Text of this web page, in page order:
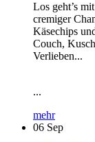
Los geht’s
cremiger
Käsechips
Couch,
Verlieben...
...
mehr
06 Sep